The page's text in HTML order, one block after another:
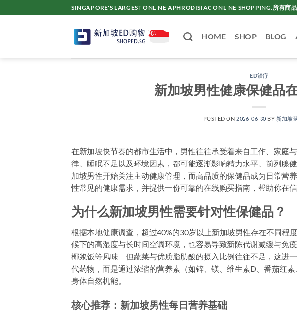
to
SINGAPORE'S LARGEST ONLINE APHRODISIAC ONLINE SHOPPING.所有商
HOME SHOP BLOG
ED治疗
新加坡男性健康保健品
POSTED ON 2026-06-30 BY 新加坡
在新加坡快节奏的都市生活中，男性往往承受着来自工作、家庭
律、睡眠不足以及环境因素，都可能逐渐影响精力水平、前列腺
加坡男性开始关注主动健康管理，而高品质的保健品成为日常营
性常见的健康需求，并提供一份可靠的在线购买指南，帮助你在
为什么新加坡男性需要针对性保健品？
根据本地健康调查，超过40%的30岁以上新加坡男性存在不同程
候下的高湿度与长时间空调环境，也容易导致新陈代谢减缓与免
椰浆饭等风味，但蔬菜与优质脂肪酸的摄入比例往往不足，这进
代药物，而是通过浓缩的营养素（如锌、镁、维生素D、番茄红
身体自然机能。
核心推荐：新加坡男性每日营养基础